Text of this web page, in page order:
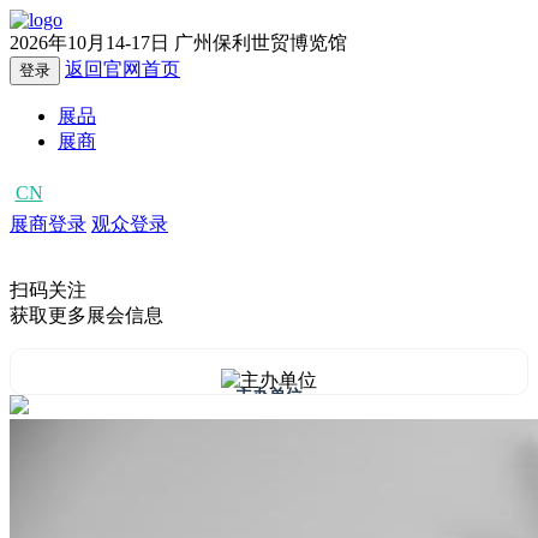
2026年10月14-17日 广州保利世贸博览馆
登录 返回官网首页
展品
展商
CN
展商登录 观众登录
扫码关注
获取更多展会信息
主办单位